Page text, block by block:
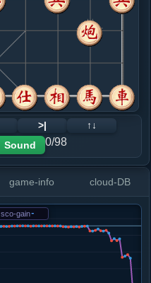
炮八平四
炮八平四
砲８平７
炮八平四
>|
↑↓
Sound 0/98
game-info cloud-DB
sco-gain-